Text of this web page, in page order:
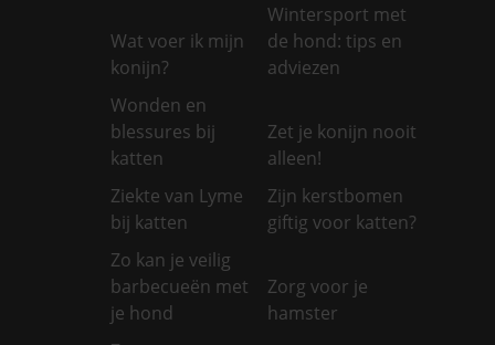
Wat voer ik mijn
konijn?
Wintersport met
de hond: tips en
adviezen
Wonden en
blessures bij
katten
Zet je konijn nooit
alleen!
Ziekte van Lyme
bij katten
Zijn kerstbomen
giftig voor katten?
Zo kan je veilig
barbecueën met
je hond
Zorg voor je
hamster